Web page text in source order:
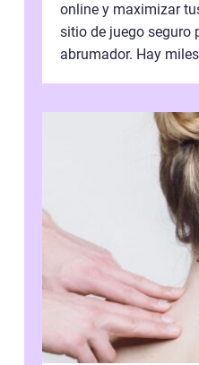
online y maximizar
sitio de juego seguro
abrumador. Hay